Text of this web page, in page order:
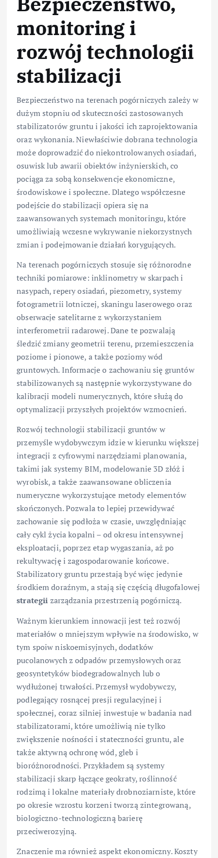
monitoring i
rozwój technologii
stabilizacji
Bezpieczeństwo na terenach pogórniczych zależy w
dużym stopniu od skuteczności zastosowanych
stabilizatorów gruntu i jakości ich zaprojektowania
oraz wykonania. Niewłaściwie dobrana technologia
może doprowadzić do niekontrolowanych osiadań,
osuwisk lub awarii obiektów inżynierskich, co
pociąga za sobą konsekwencje ekonomiczne,
środowiskowe i społeczne. Dlatego współczesne
podejście do stabilizacji opiera się na
zaawansowanych systemach monitoringu, które
umożliwiają wczesne wykrywanie niekorzystnych
zmian i podejmowanie działań korygujących.
Na terenach pogórniczych stosuje się różnorodne
techniki pomiarowe: inklinometry w skarpach i
nasypach, repery osiadań, piezometry, systemy
fotogrametrii lotniczej, skaningu laserowego oraz
obserwacje satelitarne z wykorzystaniem
interferometrii radarowej. Dane te pozwalają
śledzić zmiany geometrii terenu, przemieszczenia
poziome i pionowe, a także poziomy wód
gruntowych. Informacje o zachowaniu się gruntów
stabilizowanych są następnie wykorzystywane do
kalibracji modeli numerycznych, które służą do
optymalizacji przyszłych projektów wzmocnień.
Rozwój technologii stabilizacji gruntów w
przemyśle wydobywczym idzie w kierunku większej
integracji z cyfrowymi narzędziami planowania,
takimi jak systemy BIM, modelowanie 3D złóż i
wyrobisk, a także zaawansowane obliczenia
numeryczne wykorzystujące metody elementów
skończonych. Pozwala to lepiej przewidywać
zachowanie się podłoża w czasie, uwzględniając
cały cykl życia kopalni – od okresu intensywnej
eksploatacji, poprzez etap wygaszania, aż po
rekultywację i zagospodarowanie końcowe.
Stabilizatory gruntu przestają być więc jedynie
środkiem doraźnym, a stają się częścią długofalowej
strategii zarządzania przestrzenią pogórniczą.
Ważnym kierunkiem innowacji jest też rozwój
materiałów o mniejszym wpływie na środowisko, w
tym spoiw niskoemisyjnych, dodatków
pucolanowych z odpadów przemysłowych oraz
geosyntetyków biodegradowalnych lub o
wydłużonej trwałości. Przemysł wydobywczy,
podlegający rosnącej presji regulacyjnej i
społecznej, coraz silniej inwestuje w badania nad
stabilizatorami, które umożliwią nie tylko
zwiększenie nośności i stateczności gruntu, ale
także aktywną ochronę wód, gleb i
bioróżnorodności. Przykładem są systemy
stabilizacji skarp łączące geokraty, roślinność
rodzimą i lokalne materiały drobnoziarniste, które
po okresie wzrostu korzeni tworzą zintegrowaną,
biologiczno-technologiczną barierę
przeciwerozyjną.
Znaczenie ma również aspekt ekonomiczny. Koszty